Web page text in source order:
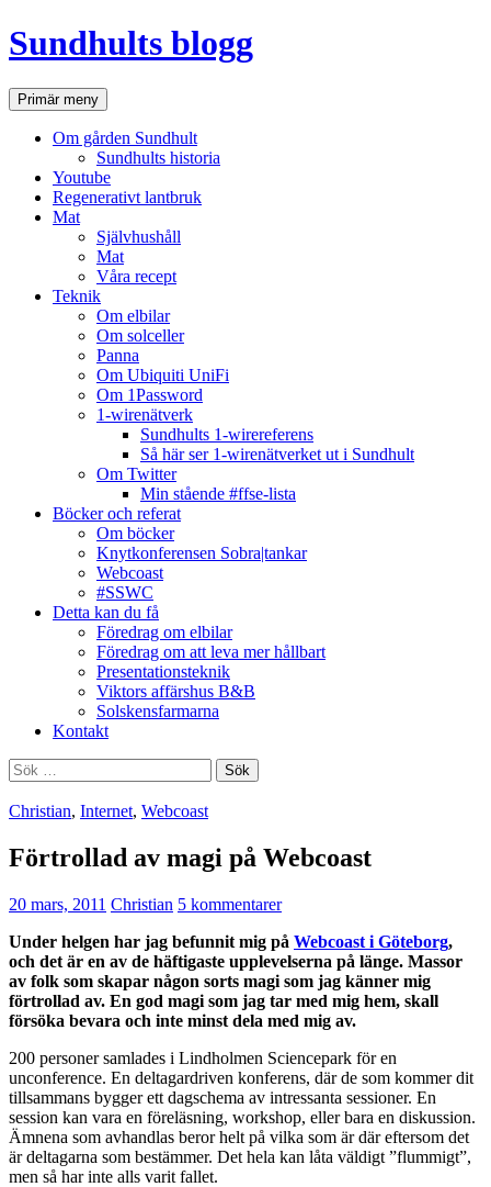
Hoppa
till
Sundhults blogg
SökPrimär meny
Om gården Sundhult
Sundhults historia
Youtube
Regenerativt lantbruk
Mat
Självhushåll
Mat
Våra recept
Teknik
Om elbilar
Om solceller
Panna
Om Ubiquiti UniFi
Om 1Password
1-wirenätverk
Sundhults 1-wirereferens
Så här ser 1-wirenätverket ut i Sundhult
Om Twitter
Min stående #ffse-lista
Böcker och referat
Om böcker
Knytkonferensen Sobra|tankar
Webcoast
#SSWC
Detta kan du få
Föredrag om elbilar
Föredrag om att leva mer hållbart
Presentationsteknik
Viktors affärshus B&B
Solskensfarmarna
Kontakt
Sök
efter:
Christian, Internet, Webcoast
Förtrollad av magi på Webcoast
20 mars, 2011 Christian 5 kommentarer
Under helgen har jag befunnit mig på Webcoast i Göteborg,
och det är en av de häftigaste upplevelserna på länge. Massor
av folk som skapar någon sorts magi som jag känner mig
förtrollad av. En god magi som jag tar med mig hem, skall
försöka bevara och inte minst dela med mig av.
200 personer samlades i Lindholmen Sciencepark för en
unconference. En deltagardriven konferens, där de som kommer dit
tillsammans bygger ett dagschema av intressanta sessioner. En
session kan vara en föreläsning, workshop, eller bara en diskussion.
Ämnena som avhandlas beror helt på vilka som är där eftersom det
är deltagarna som bestämmer. Det hela kan låta väldigt ”flummigt”,
men så har inte alls varit fallet.